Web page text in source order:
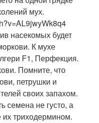
мух.
насекомых будет
К мухе
F1, Перфекция.
Помните, что
петрушки и
своих запахом.
семена не густо, а
их триходермином.